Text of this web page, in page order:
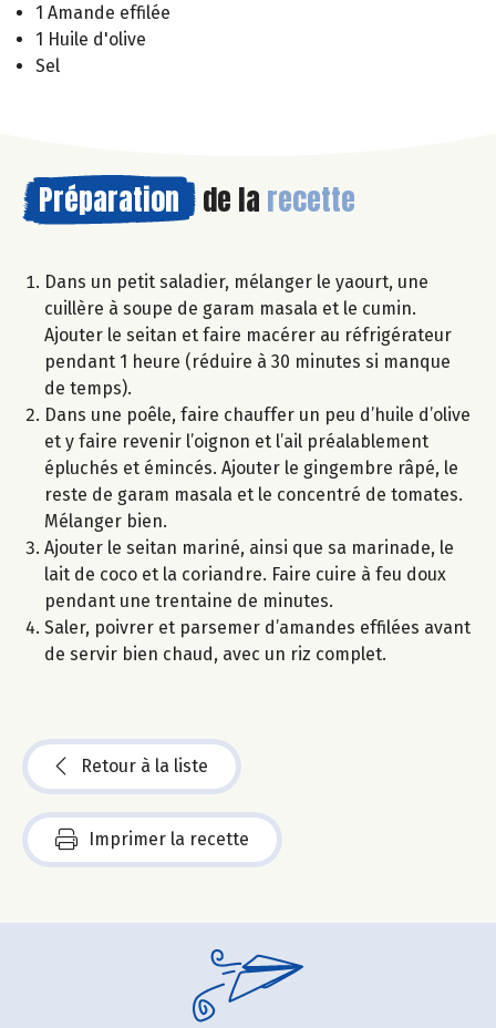
1 Amande effilée
1 Huile d'olive
Sel
Préparation de la recette
Dans un petit saladier, mélanger le yaourt, une
cuillère à soupe de garam masala et le cumin.
Ajouter le seitan et faire macérer au réfrigérateur
pendant 1 heure (réduire à 30 minutes si manque
de temps).
Dans une poêle, faire chauffer un peu d’huile d’olive
et y faire revenir l’oignon et l’ail préalablement
épluchés et émincés. Ajouter le gingembre râpé, le
reste de garam masala et le concentré de tomates.
Mélanger bien.
Ajouter le seitan mariné, ainsi que sa marinade, le
lait de coco et la coriandre. Faire cuire à feu doux
pendant une trentaine de minutes.
Saler, poivrer et parsemer d’amandes effilées avant
de servir bien chaud, avec un riz complet.
Retour à la liste
Imprimer la recette